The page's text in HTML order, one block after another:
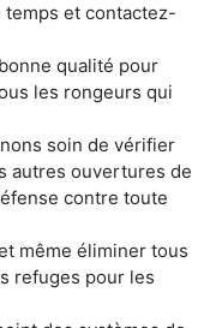
temps et contactez-
qualité pour
les rongeurs qui
soin de vérifier
autres ouvertures de
contre toute
même éliminer tous
refuges pour les